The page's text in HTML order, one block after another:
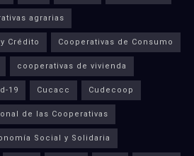
agrarias
Crédito Cooperativas de Consumo
cooperativas de vivienda
19 Cucacc Cudecoop
de las Cooperativas
Social y Solidaria